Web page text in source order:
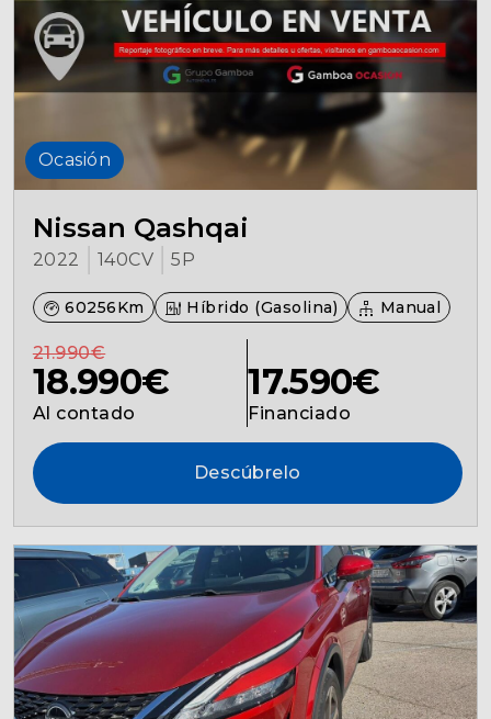
Ocasión
Nissan Qashqai
2022 140CV 5P
60256Km Híbrido (Gasolina) Manual
21.990€
18.990€
Al contado
17.590€
Financiado
Descúbrelo